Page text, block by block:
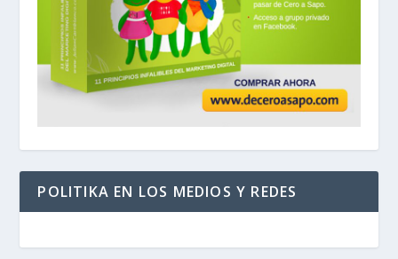
POLITIKA EN LOS MEDIOS Y REDES